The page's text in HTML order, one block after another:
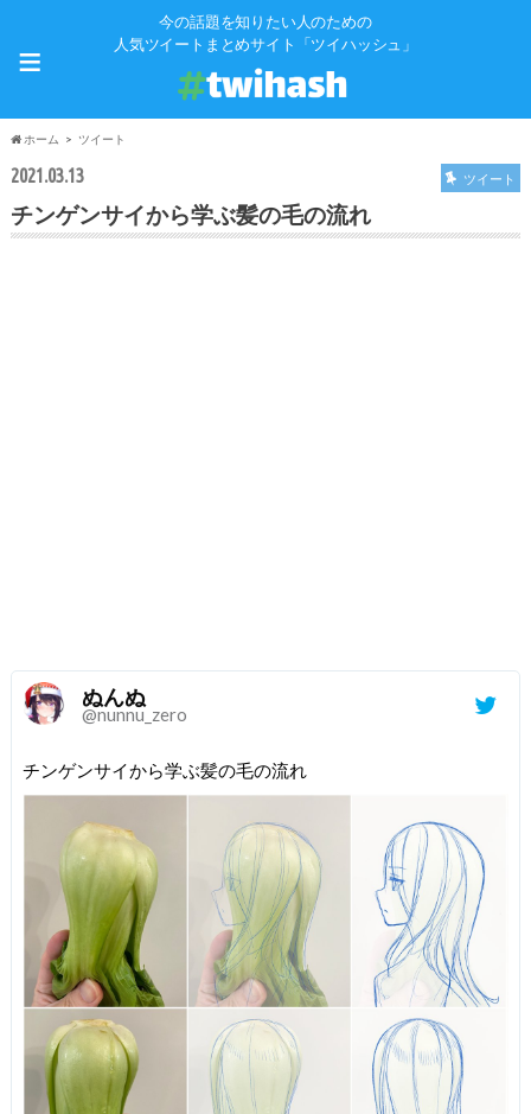
今の話題を知りたい人のための
人気ツイートまとめサイト「ツイハッシュ」
≡
ホーム ツイート
2021.03.13 ツイート
チンゲンサイから学ぶ髪の毛の流れ
ぬんぬ
@nunnu_zero
チンゲンサイから学ぶ髪の毛の流れ